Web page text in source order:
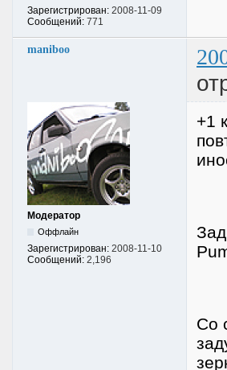
Зарегистрирован: 2008-11-09
Сообщений: 771
maniboo
Модератор
Оффлайн
Зарегистрирован: 2008-11-10
Сообщений: 2,196
+1
Со